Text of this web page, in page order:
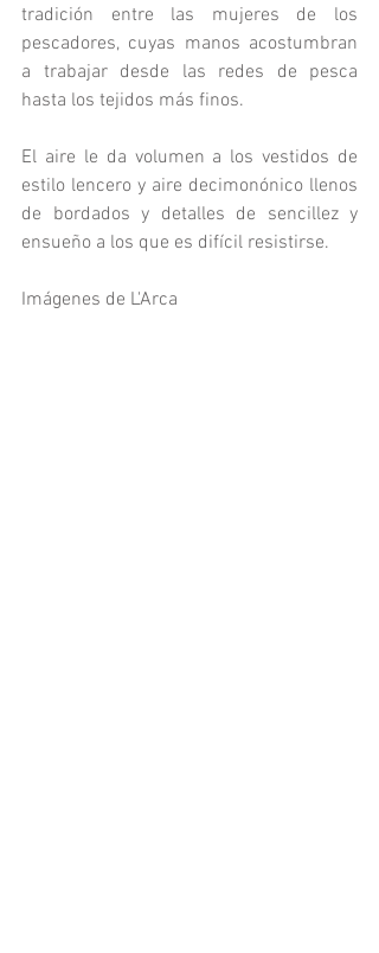
tradición entre las mujeres de los
pescadores, cuyas manos acostumbran
a trabajar desde las redes de pesca
hasta los tejidos más finos.
El aire le da volumen a los vestidos de
estilo lencero y aire decimonónico llenos
de bordados y detalles de sencillez y
ensueño a los que es difícil resistirse.
Imágenes de L'Arca